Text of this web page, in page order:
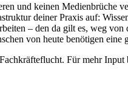
und keinen Medienbrüche
deiner Praxis auf:
– den da gilt es, weg
von heute benötigen eine
Für mehr